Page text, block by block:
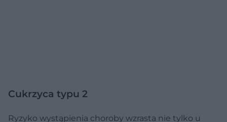
Cukrzyca typu 2
Ryzyko wystąpienia choroby wzrasta nie tylko u